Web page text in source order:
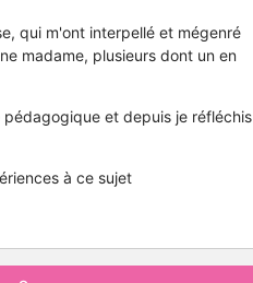
qui m'ont interpellé et mégenré
madame, plusieurs dont un en
et depuis je réfléchis
à ce sujet